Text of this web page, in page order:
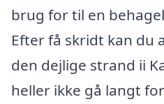
brug for til en
Efter få skridt kan du
den dejlige strand ii
heller ikke gå langt